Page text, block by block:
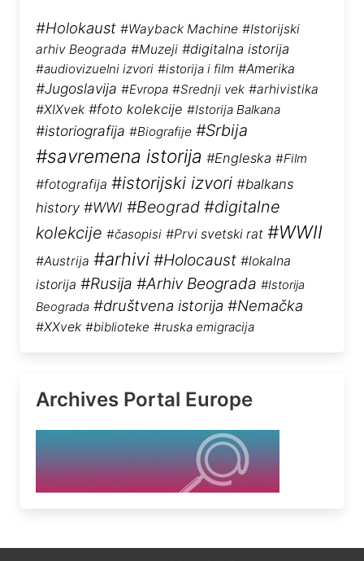
#Holokaust #Wayback Machine #Istorijski
arhiv Beograda #Muzeji #digitalna istorija
#audiovizuelni izvori #istorija i film #Amerika
#Jugoslavija #Evropa #Srednji vek #arhivistika
#XIXvek #foto kolekcije #Istorija Balkana
#istoriografija #Biografije #Srbija
#savremena istorija #Engleska #Film
#fotografija #istorijski izvori #balkans
history #WWI #Beograd #digitalne
kolekcije #časopisi #Prvi svetski rat #WWII
#Austrija #arhivi #Holocaust #lokalna
istorija #Rusija #Arhiv Beograda #Istorija
Beograda #društvena istorija #Nemačka
#XXvek #biblioteke #ruska emigracija
Archives Portal Europe